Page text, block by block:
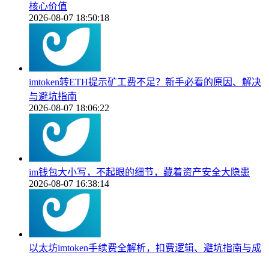
核心价值
2026-08-07 18:50:18
imtoken转ETH提示矿工费不足？新手必看的原因、解决
与避坑指南
2026-08-07 18:06:22
im钱包大小写，不起眼的细节，藏着资产安全大隐患
2026-08-07 16:38:14
以太坊imtoken手续费全解析，扣费逻辑、避坑指南与成